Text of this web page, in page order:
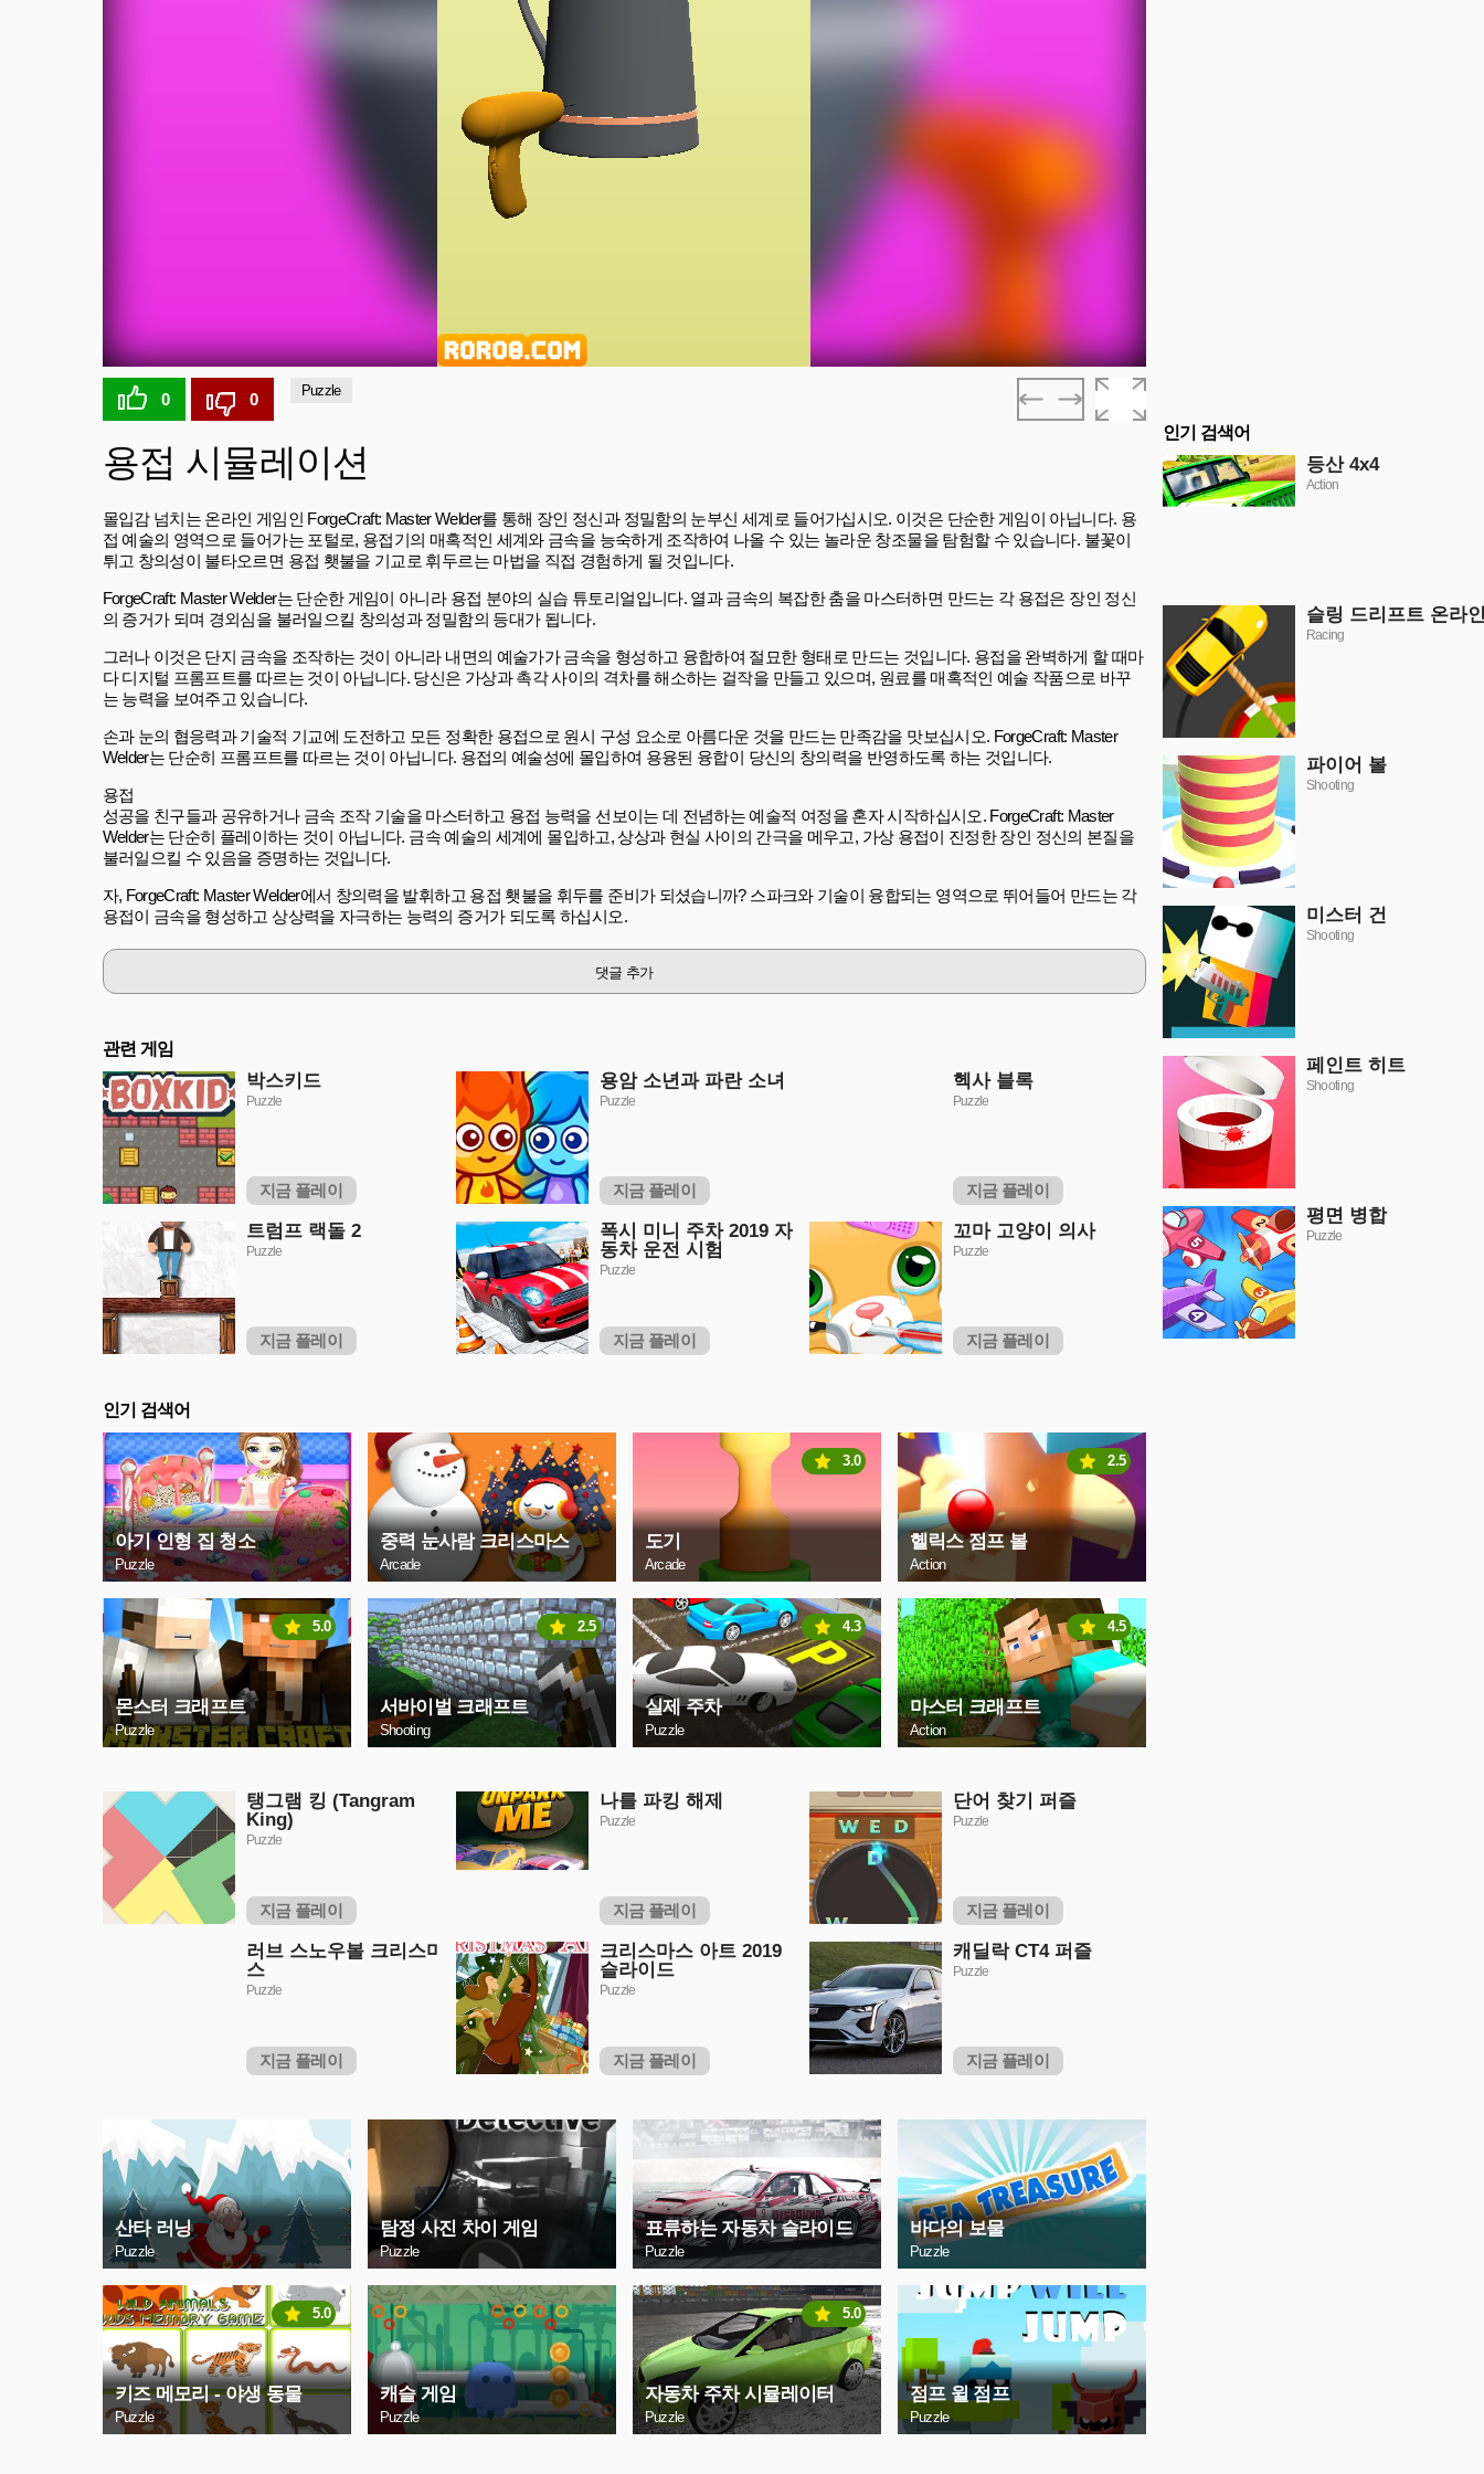
0 0 Puzzle
용접 시뮬레이션
몰입감 넘치는 온라인 게임인 ForgeCraft: Master Welder를 통해 장인 정신과 정밀함의 눈부신 세계로 들어가십시오. 이것은 단순한 게임이 아닙니다. 용
접 예술의 영역으로 들어가는 포털로, 용접기의 매혹적인 세계와 금속을 능숙하게 조작하여 나올 수 있는 놀라운 창조물을 탐험할 수 있습니다. 불꽃이
튀고 창의성이 불타오르면 용접 횃불을 기교로 휘두르는 마법을 직접 경험하게 될 것입니다.
ForgeCraft: Master Welder는 단순한 게임이 아니라 용접 분야의 실습 튜토리얼입니다. 열과 금속의 복잡한 춤을 마스터하면 만드는 각 용접은 장인 정신
의 증거가 되며 경외심을 불러일으킬 창의성과 정밀함의 등대가 됩니다.
그러나 이것은 단지 금속을 조작하는 것이 아니라 내면의 예술가가 금속을 형성하고 융합하여 절묘한 형태로 만드는 것입니다. 용접을 완벽하게 할 때마
다 디지털 프롬프트를 따르는 것이 아닙니다. 당신은 가상과 촉각 사이의 격차를 해소하는 걸작을 만들고 있으며, 원료를 매혹적인 예술 작품으로 바꾸
는 능력을 보여주고 있습니다.
손과 눈의 협응력과 기술적 기교에 도전하고 모든 정확한 용접으로 원시 구성 요소로 아름다운 것을 만드는 만족감을 맛보십시오. ForgeCraft: Master
Welder는 단순히 프롬프트를 따르는 것이 아닙니다. 용접의 예술성에 몰입하여 용융된 융합이 당신의 창의력을 반영하도록 하는 것입니다.
용접
성공을 친구들과 공유하거나 금속 조작 기술을 마스터하고 용접 능력을 선보이는 데 전념하는 예술적 여정을 혼자 시작하십시오. ForgeCraft: Master
Welder는 단순히 플레이하는 것이 아닙니다. 금속 예술의 세계에 몰입하고, 상상과 현실 사이의 간극을 메우고, 가상 용접이 진정한 장인 정신의 본질을
불러일으킬 수 있음을 증명하는 것입니다.
자, ForgeCraft: Master Welder에서 창의력을 발휘하고 용접 횃불을 휘두를 준비가 되셨습니까? 스파크와 기술이 융합되는 영역으로 뛰어들어 만드는 각
용접이 금속을 형성하고 상상력을 자극하는 능력의 증거가 되도록 하십시오.
댓글 추가
관련 게임
박스키드
Puzzle
지금 플레이
용암 소년과 파란 소녀
Puzzle
지금 플레이
헥사 블록
Puzzle
지금 플레이
트럼프 랙돌 2
Puzzle
지금 플레이
폭시 미니 주차 2019 자
동차 운전 시험
Puzzle
지금 플레이
꼬마 고양이 의사
Puzzle
지금 플레이
인기 검색어
아기 인형 집 청소
Puzzle
중력 눈사람 크리스마스
Arcade
도기
Arcade
3.0
헬릭스 점프 볼
Action
2.5
몬스터 크래프트
Puzzle
5.0
서바이벌 크래프트
Shooting
2.5
실제 주차
Puzzle
4.3
마스터 크래프트
Action
4.5
탱그램 킹 (Tangram
King)
Puzzle
지금 플레이
나를 파킹 해제
Puzzle
지금 플레이
단어 찾기 퍼즐
Puzzle
지금 플레이
러브 스노우볼 크리스마
스
Puzzle
지금 플레이
크리스마스 아트 2019
슬라이드
Puzzle
지금 플레이
캐딜락 CT4 퍼즐
Puzzle
지금 플레이
산타 러닝
Puzzle
탐정 사진 차이 게임
Puzzle
표류하는 자동차 슬라이드
Puzzle
바다의 보물
Puzzle
키즈 메모리 - 야생 동물
Puzzle
5.0
캐슬 게임
Puzzle
자동차 주차 시뮬레이터
Puzzle
5.0
점프 윌 점프
Puzzle
인기 검색어
등산 4x4
Action
슬링 드리프트 온라
Racing
파이어 볼
Shooting
미스터 건
Shooting
페인트 히트
Shooting
평면 병합
Puzzle